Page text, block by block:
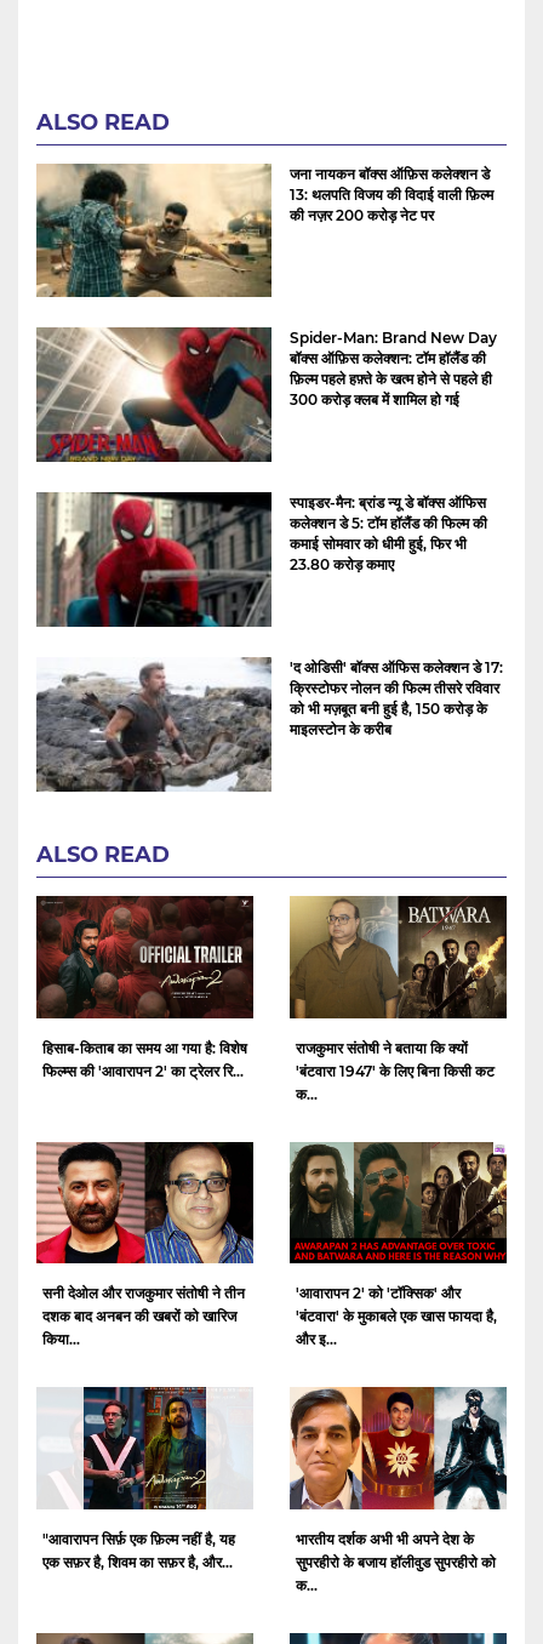
ALSO READ
जना नायकन बॉक्स ऑफ़िस कलेक्शन डे
13: थलपति विजय की विदाई वाली फ़िल्म
की नज़र 200 करोड़ नेट पर
Spider-Man: Brand New Day
बॉक्स ऑफ़िस कलेक्शन: टॉम हॉलैंड की
फ़िल्म पहले हफ़्ते के खत्म होने से पहले ही
300 करोड़ क्लब में शामिल हो गई
स्पाइडर-मैन: ब्रांड न्यू डे बॉक्स ऑफिस
कलेक्शन डे 5: टॉम हॉलैंड की फिल्म की
कमाई सोमवार को धीमी हुई, फिर भी
23.80 करोड़ कमाए
'द ओडिसी' बॉक्स ऑफिस कलेक्शन डे 17:
क्रिस्टोफर नोलन की फिल्म तीसरे रविवार
को भी मज़बूत बनी हुई है, 150 करोड़ के
माइलस्टोन के करीब
ALSO READ
हिसाब-किताब का समय आ गया है: विशेष
फिल्म्स की 'आवारापन 2' का ट्रेलर रि...
राजकुमार संतोषी ने बताया कि क्यों
'बंटवारा 1947' के लिए बिना किसी कट
क...
सनी देओल और राजकुमार संतोषी ने तीन
दशक बाद अनबन की खबरों को खारिज
किया...
'आवारापन 2' को 'टॉक्सिक' और
'बंटवारा' के मुकाबले एक खास फायदा है,
और इ...
"आवारापन सिर्फ़ एक फ़िल्म नहीं है, यह
एक सफ़र है, शिवम का सफ़र है, और...
भारतीय दर्शक अभी भी अपने देश के
सुपरहीरो के बजाय हॉलीवुड सुपरहीरो को
क...